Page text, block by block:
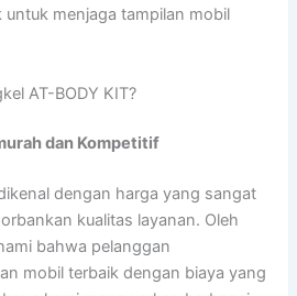
untuk menjaga tampilan mobil
AT-BODY KIT?
dan Kompetitif
dengan harga yang sangat
kualitas layanan. Oleh
bahwa pelanggan
mobil terbaik dengan biaya yang